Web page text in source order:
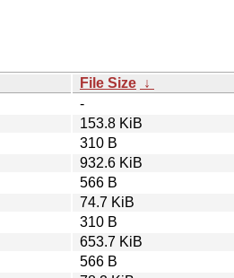
File Size ↓
-
153.8 KiB
310 B
932.6 KiB
566 B
74.7 KiB
310 B
653.7 KiB
566 B